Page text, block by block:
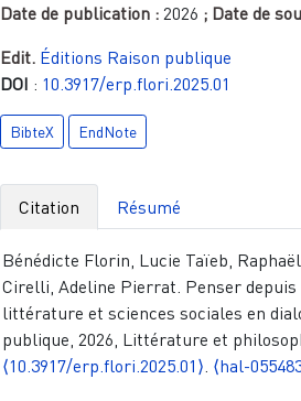
Date de publication : 2026 ; Date de
Edit. Éditions Raison publique
DOI : 10.3917/erp.flori.2025.01
BibteX EndNote
Citation Résumé
Bénédicte Florin, Lucie Taïeb,
Cirelli, Adeline Pierrat. Penser
littérature et sciences sociales en
publique, 2026, Littérature et
⟨10.3917/erp.flori.2025.01⟩ ⟨hal-